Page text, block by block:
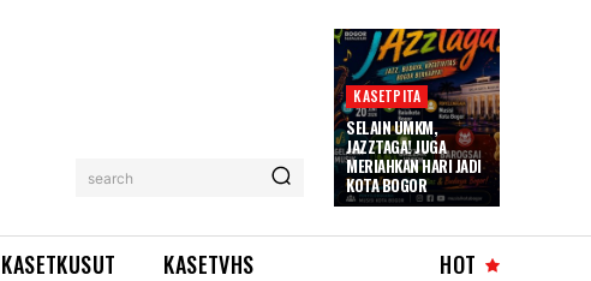
search
KASETPITA
SELAIN UMKM,
JAZZTAGA! JUGA
MERIAHKAN HARI JADI
KOTA BOGOR
KASETKUSUT KASETVHS HOT